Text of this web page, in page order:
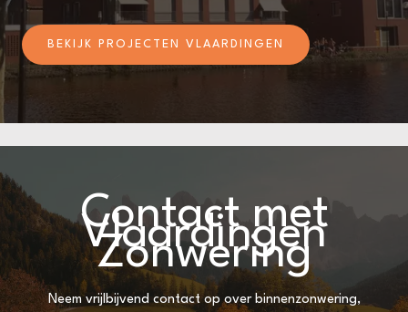
BEKIJK PROJECTEN VLAARDINGEN
Contact met
Vlaardingen
Zonwering
Neem vrijlbijvend contact op over binnenzonwering,